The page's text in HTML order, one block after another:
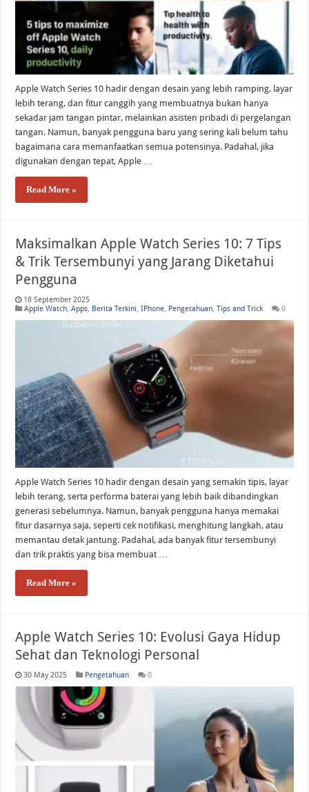
Apple Watch Series 10 hadir dengan desain yang lebih ramping, layar
lebih terang, dan fitur canggih yang membuatnya bukan hanya
sekadar jam tangan pintar, melainkan asisten pribadi di pergelangan
tangan. Namun, banyak pengguna baru yang sering kali belum tahu
bagaimana cara memanfaatkan semua potensinya. Padahal, jika
digunakan dengan tepat, Apple …
Read More »
Maksimalkan Apple Watch Series 10: 7 Tips
& Trik Tersembunyi yang Jarang Diketahui
Pengguna
18 September 2025
Apple Watch,Apps, Berita Terkini,IPhone, Pengetahuan,Tips and Trick 0
Apple Watch Series 10 hadir dengan desain yang semakin tipis, layar
lebih terang, serta performa baterai yang lebih baik dibandingkan
generasi sebelumnya. Namun, banyak pengguna hanya memakai
fitur dasarnya saja, seperti cek notifikasi, menghitung langkah, atau
memantau detak jantung. Padahal, ada banyak fitur tersembunyi
dan trik praktis yang bisa membuat …
Read More »
Apple Watch Series 10: Evolusi Gaya Hidup
Sehat dan Teknologi Personal
30 May 2025 Pengetahuan 0